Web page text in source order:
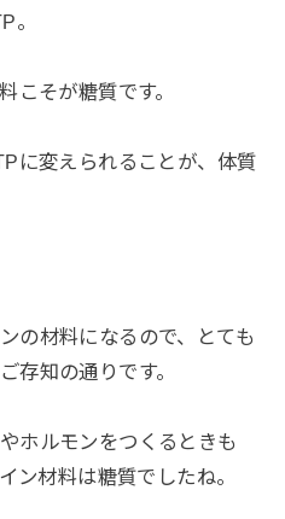
。
こそが糖質です。
に変えられることが、体質
の材料になるので、とても
存知の通りです。
ホルモンをつくるときも
ン材料は糖質でしたね。